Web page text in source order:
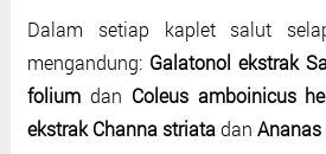
Dalam setiap kaplet salut
mengandung: Galatonol ekstrak
foliumdan Coleus amboinicus
ekstrak Channa striatadan